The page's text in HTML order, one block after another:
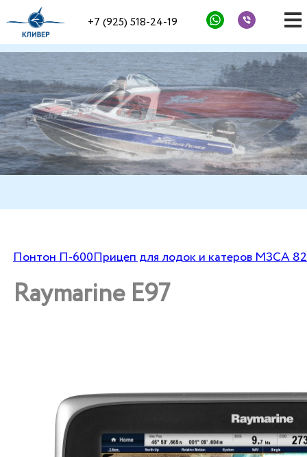
+7 (925) 518-24-19
Понтон П-600Прицеп для лодок и катеров МЗСА
Raymarine E97